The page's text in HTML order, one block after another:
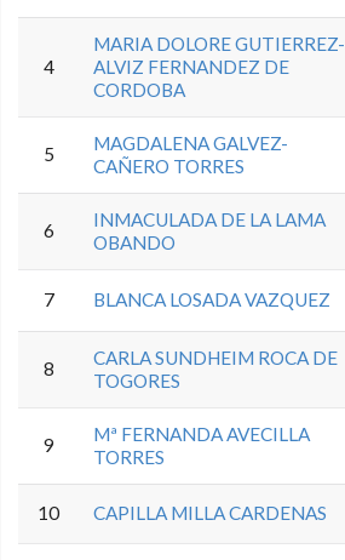
4
MARIA DOLORE GUTIERREZ-
ALVIZ FERNANDEZ DE
CORDOBA
5
MAGDALENA GALVEZ-
CAÑERO TORRES
6
INMACULADA DE LA LAMA
OBANDO
7 BLANCA LOSADA VAZQUEZ
8
CARLA SUNDHEIM ROCA DE
TOGORES
9
Mª FERNANDA AVECILLA
TORRES
10 CAPILLA MILLA CARDENAS